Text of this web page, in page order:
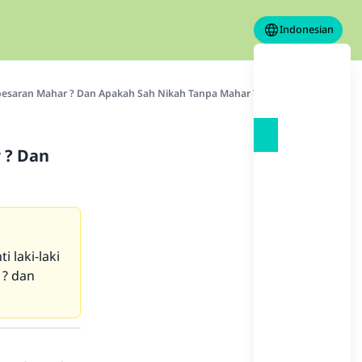
Indonesian
Mahar ? Dan Apakah Sah Nikah Tanpa Mahar ?
Dan
laki-laki
dan